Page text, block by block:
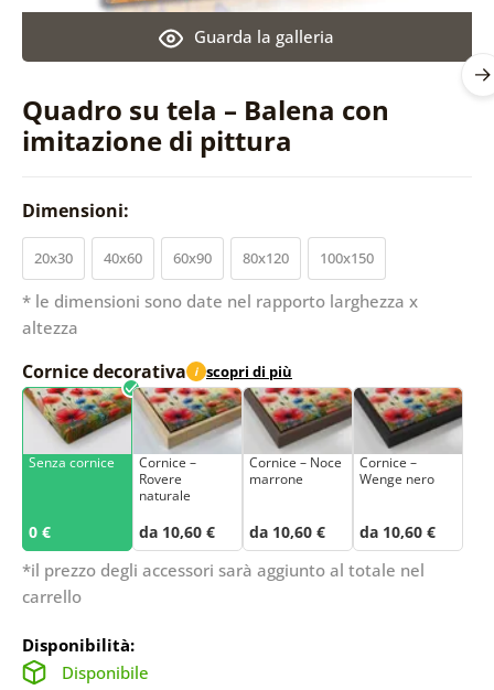
Quadro su tela – Balena con
imitazione di pittura
Guarda la galleria
Dimensioni:
20x30 40x60 60x90 80x120 100x150
* le dimensioni sono date nel rapporto larghezza x
altezza
Cornice decorativa i scopri di più
Senza cornice
0 €
Cornice –
Rovere
naturale
da 10,60 €
Cornice – Noce
marrone
da 10,60 €
Cornice –
Wenge nero
da 10,60 €
*il prezzo degli accessori sarà aggiunto al totale nel
carrello
Disponibilità:
Disponibile